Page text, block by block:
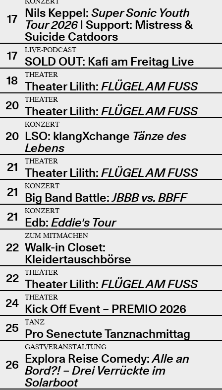
17 Nils Keppel: Super Sonic Youth
Tour 2026| Support: Mistress &
Suicide Catdoors
17
LIVE-PODCAST
SOLD OUT: Kafi am Freitag Live
18
THEATER
Theater Lilith: FLÜGEL AM FUSS
20
THEATER
Theater Lilith: FLÜGEL AM FUSS
20
KONZERT
LSO: klangXchange Tänze des
Lebens
21
THEATER
Theater Lilith: FLÜGEL AM FUSS
21
KONZERT
Big Band Battle:JBBB vs. BBFF
21
KONZERT
Edb: Eddie's Tour
22
ZUM MITMACHEN
Walk-in Closet:
Kleidertauschbörse
22
THEATER
Theater Lilith: FLÜGEL AM FUSS
24
THEATER
Kick Off Event – PREMIO 2026
25
TANZ
Pro Senectute Tanznachmittag
26
GASTVERANSTALTUNG
Explora Reise Comedy:Alle an
Bord?! – Drei Verrückte im
Solarboot